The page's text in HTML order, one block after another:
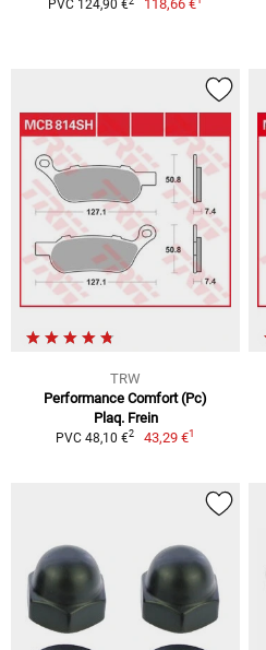
PVC 124,90 € 118,66 €
TRW
Performance Comfort (Pc)
Plaq. Frein
PVC 48,10 €2 43,29 €1